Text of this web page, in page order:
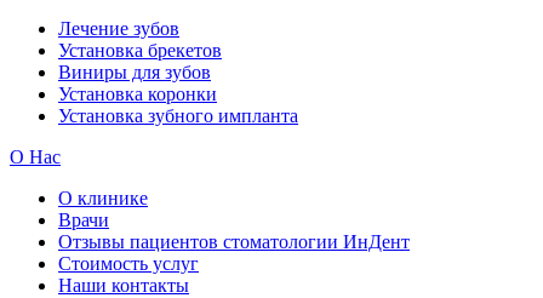
Лечение зубов
Установка брекетов
Виниры для зубов
Установка коронки
Установка зубного импланта
О Нас
О клинике
Врачи
Отзывы пациентов стоматологии ИнДент
Стоимость услуг
Наши контакты